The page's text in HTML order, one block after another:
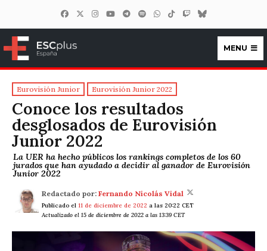
ESCplus España
MENU
Eurovisión Junior Eurovisión Junior 2022
Conoce los resultados
desglosados de Eurovisión
Junior 2022
La UER ha hecho públicos los rankings completos de los 60
jurados que han ayudado a decidir al ganador de Eurovisión
Junior 2022
Redactado por: Fernando Nicolás Vidal
Publicado el 11 de diciembre de 2022 a las 20:22 CET
Actualizado el 15 de diciembre de 2022 a las 13:39 CET